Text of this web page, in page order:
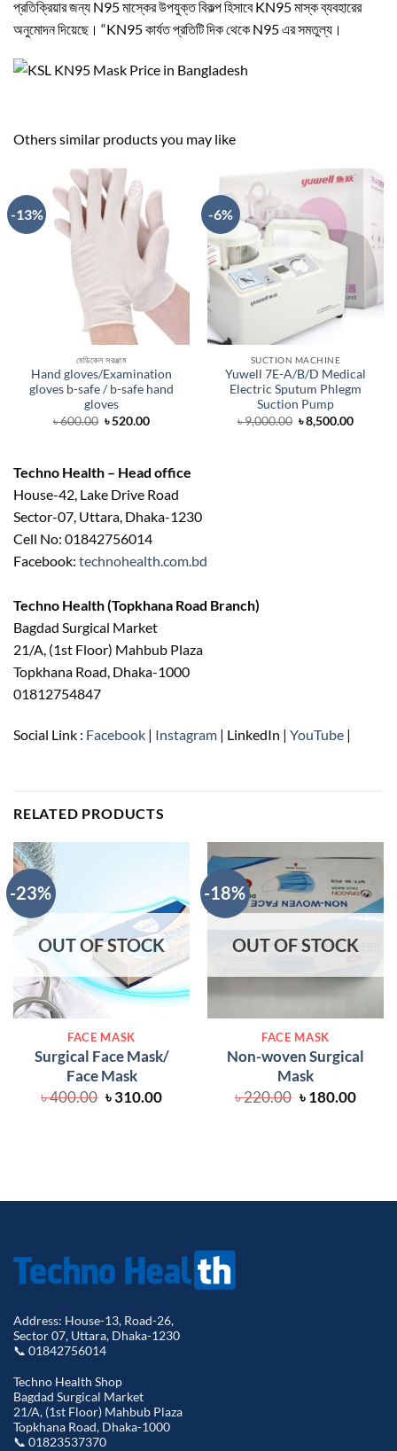
প্রতিক্রিয়ার জন্য N95 মাস্কের উপযুক্ত বিকল্প হিসাবে KN95 মাস্ক ব্যবহারের
অনুমোদন দিয়েছে। “KN95 কার্যত প্রতিটি দিক থেকে N95 এর সমতুল্য।
Others similar products you may like
-13%
মেডিকেল সরঞ্জাম
Hand gloves/Examination
gloves b-safe / b-safe hand
gloves
৳600.00 Original
৳520.00Current
-6%
SUCTION MACHINE
Yuwell 7E-A/B/D Medical
Electric Sputum Phlegm
Suction Pump
৳9,000.00 Original
price
৳8,500.00Current
Techno Health – Head office
House-42, Lake Drive Road
Sector-07, Uttara, Dhaka-1230
Cell No: 01842756014
Facebook: technohealth.com.bd
Techno Health (Topkhana Road Branch)
Bagdad Surgical Market
21/A, (1st Floor) Mahbub Plaza
Topkhana Road, Dhaka-1000
01812754847
Social Link : Facebook | Instagram | LinkedIn | YouTube |
RELATED PRODUCTS
-23%
OUT OF STOCK
FACE MASK
Surgical Face Mask/
Face Mask
৳400.00 Original
৳310.00Current
-18%
OUT OF STOCK
FACE MASK
Non-woven Surgical
Mask
৳220.00 Original
৳180.00
Address: House-13, Road-26,
Sector 07, Uttara, Dhaka-1230
📞 01842756014
Techno Health Shop
Bagdad Surgical Market
21/A, (1st Floor) Mahbub Plaza
Topkhana Road, Dhaka-1000
📞 01823537370